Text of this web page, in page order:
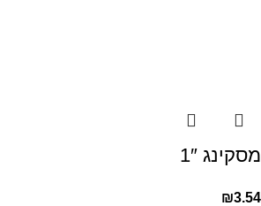
מסקינג 1″
₪3.54